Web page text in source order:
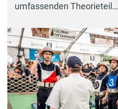
umfassenden Theorieteil…